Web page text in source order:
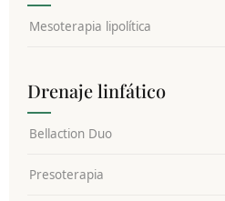
Mesoterapia lipolítica
Drenaje linfático
Bellaction Duo
Presoterapia